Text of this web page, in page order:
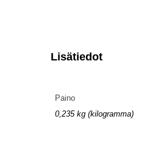
Lisätiedot
Paino
0,235 kg (kilogramma)